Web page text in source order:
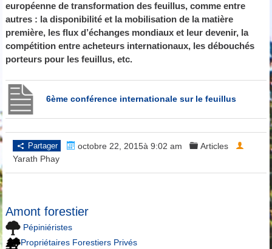
européenne de transformation des feuillus, comme entre
autres : la disponibilité et la mobilisation de la matière
première, les flux d’échanges mondiaux et leur devenir, la
compétition entre acheteurs internationaux, les débouchés
porteurs pour les feuillus, etc.
6ème conférence internationale sur le feuillus
Partager octobre 22, 2015à 9:02 am
Articles
Yarath Phay
Amont forestier
Pépiniéristes
Propriétaires Forestiers Privés